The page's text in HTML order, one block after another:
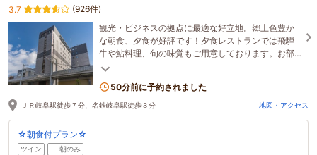
3.7
(926件)
観光・ビジネスの拠点に最適な好立地。郷土色豊か
な朝食、夕食が好評です！夕食レストランでは飛騨
牛や鮎料理、旬の味覚もご用意しております。お部
屋でお召しあがり頂くお弁当付きプランもございま
50分前に予約されました
ＪＲ岐阜駅徒歩７分、名鉄岐阜駅徒歩３分 地図・アクセス
☆朝食付プラン☆
ツイン 朝のみ